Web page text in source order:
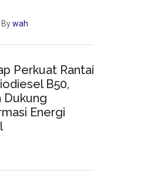
Bywah
Perkuat Rantai
B50,
Dukung
Energi